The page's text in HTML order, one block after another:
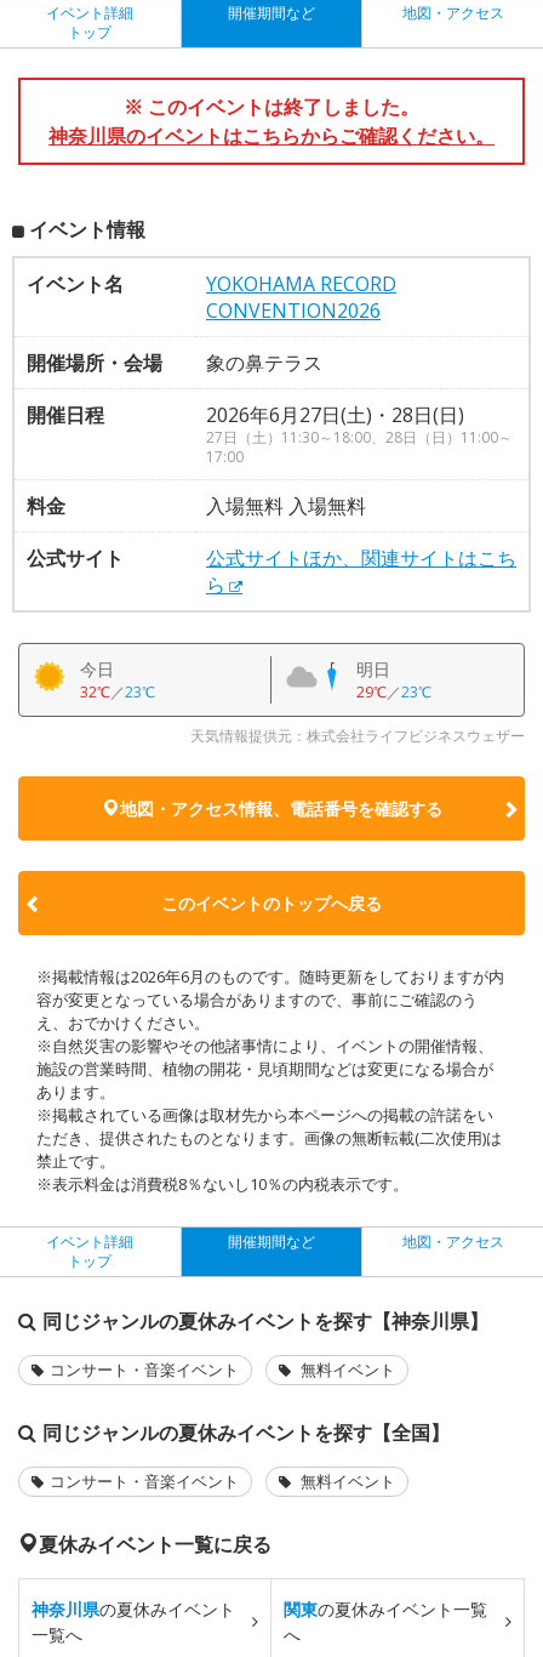
イベント詳細
トップ
開催期間など 地図・アクセス
※ このイベントは終了しました。
神奈川県のイベントはこちらからご確認ください。
イベント情報
イベント名
YOKOHAMA RECORD
CONVENTION2026
開催場所・会場
象の鼻テラス
開催日程
2026年6月27日(土)・28日(日)
27日（土）11:30～18:00、28日（日）11:00～
17:00
料金
入場無料 入場無料
公式サイト
公式サイトほか、関連サイトはこち
ら
今日
32℃／23℃
明日
29℃／23℃
天気情報提供元：株式会社ライフビジネスウェザー
地図・アクセス情報、電話番号を確認する
このイベントのトップへ戻る
※掲載情報は2026年6月のものです。随時更新をしておりますが内
容が変更となっている場合がありますので、事前にご確認のう
え、おでかけください。
※自然災害の影響やその他諸事情により、イベントの開催情報、
施設の営業時間、植物の開花・見頃期間などは変更になる場合が
あります。
※掲載されている画像は取材先から本ページへの掲載の許諾をい
ただき、提供されたものとなります。画像の無断転載(二次使用)は
禁止です。
※表示料金は消費税8％ないし10％の内税表示です。
イベント詳細
トップ
開催期間など 地図・アクセス
同じジャンルの夏休みイベントを探す【神奈川県】
コンサート・音楽イベント 無料イベント
同じジャンルの夏休みイベントを探す【全国】
コンサート・音楽イベント 無料イベント
夏休みイベント一覧に戻る
神奈川県の夏休みイベント
一覧へ
関東の夏休みイベント一覧
へ